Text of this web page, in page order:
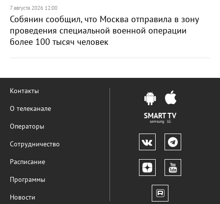
7 августа 2026 12:00
Собянин сообщил, что Москва отправила в зону
проведения специальной военной операции
более 100 тысяч человек
Контакты
О телеканале
Операторы
Сотрудничество
Расписание
Программы
Новости
SMART TV
samsung LG